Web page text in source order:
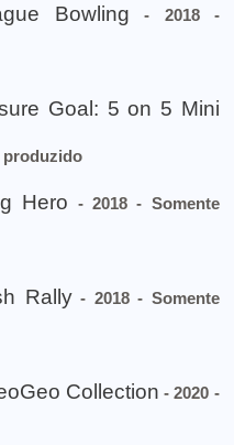
Bowling - 2018 -
Goal: 5 on 5 Mini
produzido
Hero - 2018 - Somente
Rally- 2018 - Somente
Collection - 2020 -